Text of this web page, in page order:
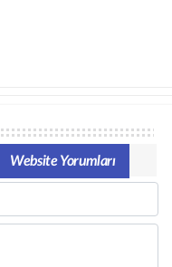
Website Yorumları